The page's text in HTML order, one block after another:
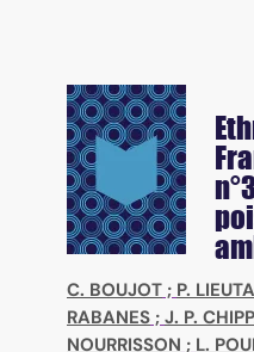
C. BOUJOT ; P.
RABANES ; J. P.
NOURRISSON ; L.